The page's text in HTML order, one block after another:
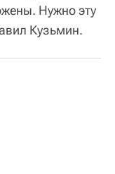
Нужно эту
Кузьмин.